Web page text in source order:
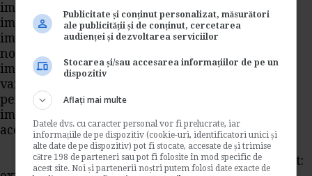
impozit pe alte venituri din investitii
impozit pe veniturile din pensii
impozit pe veniturile din premii si din jocuri de
noroc
impozit pe veniturile din alte surse
varsamintelor de la persoanele juridice pentru
persoanele cu handicap neincadrate
impozitului retinut la sursa in luna precedenta;
aceasta o fac platitorii de urmatoarele venituri:
- din drepturi de proprietate intelectuala;
- din contracte/ conventii civile si de agent:
Publicitate și conținut personalizat, măsurători
ale publicității și de conținut, cercetarea
audienței și dezvoltarea serviciilor
Stocarea și/sau accesarea informațiilor de pe un
dispozitiv
Aflați mai multe
Datele dvs. cu caracter personal vor fi prelucrate, iar
informațiile de pe dispozitiv (cookie-uri, identificatori unici și
alte date de pe dispozitiv) pot fi stocate, accesate de și trimise
către 198 de parteneri sau pot fi folosite în mod specific de
acest site. Noi și partenerii noștri putem folosi date exacte de